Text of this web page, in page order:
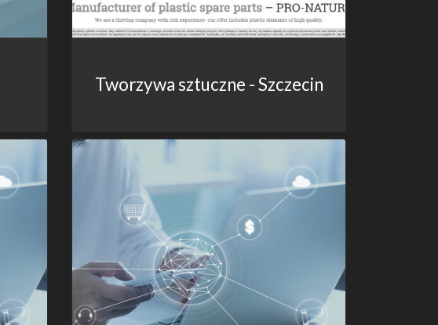
Tworzywa sztuczne - Szczecin